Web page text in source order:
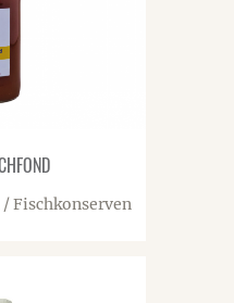
Fischkonserven